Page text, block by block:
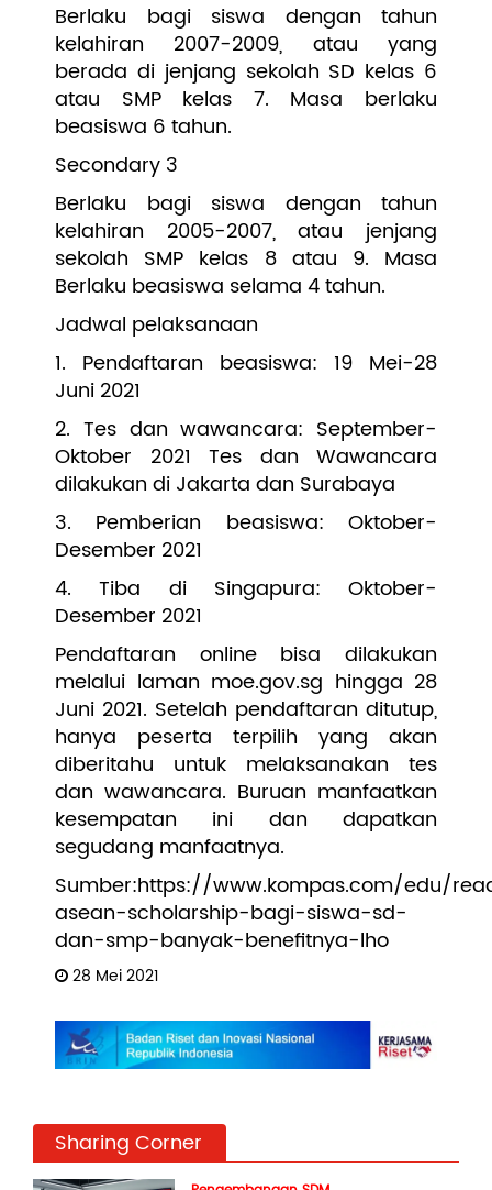
Berlaku bagi siswa dengan tahun
kelahiran 2007-2009, atau yang
berada di jenjang sekolah SD kelas 6
atau SMP kelas 7. Masa berlaku
beasiswa 6 tahun.
Secondary 3
Berlaku bagi siswa dengan tahun
kelahiran 2005-2007, atau jenjang
sekolah SMP kelas 8 atau 9. Masa
Berlaku beasiswa selama 4 tahun.
Jadwal pelaksanaan
1. Pendaftaran beasiswa: 19 Mei-28
Juni 2021
2. Tes dan wawancara: September-
Oktober 2021 Tes dan Wawancara
dilakukan di Jakarta dan Surabaya
3. Pemberian beasiswa: Oktober-
Desember 2021
4. Tiba di Singapura: Oktober-
Desember 2021
Pendaftaran online bisa dilakukan
melalui laman moe.gov.sg hingga 28
Juni 2021. Setelah pendaftaran ditutup,
hanya peserta terpilih yang akan
diberitahu untuk melaksanakan tes
dan wawancara. Buruan manfaatkan
kesempatan ini dan dapatkan
segudang manfaatnya.
Sumber:https://www.kompas.com/edu/
asean-scholarship-bagi-siswa-sd-
dan-smp-banyak-benefitnya-lho
28 Mei 2021
Sharing Corner